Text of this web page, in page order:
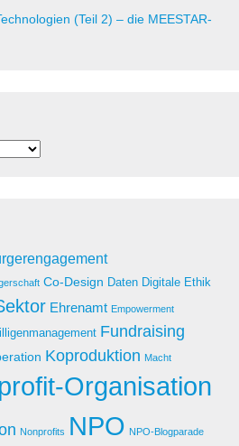
(Teil 2) – die MEESTAR-
Co-Design Daten Digitale Ethik
Ehrenamt Empowerment
Fundraising
Koproduktion Macht
Organisation
Nonprofits NPO NPO-Blogparade